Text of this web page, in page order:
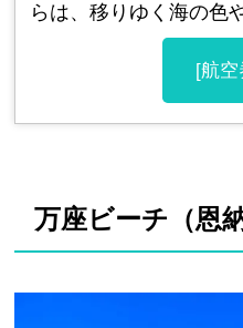
らは、移りゆく海の色
[航
万座ビーチ（恩納